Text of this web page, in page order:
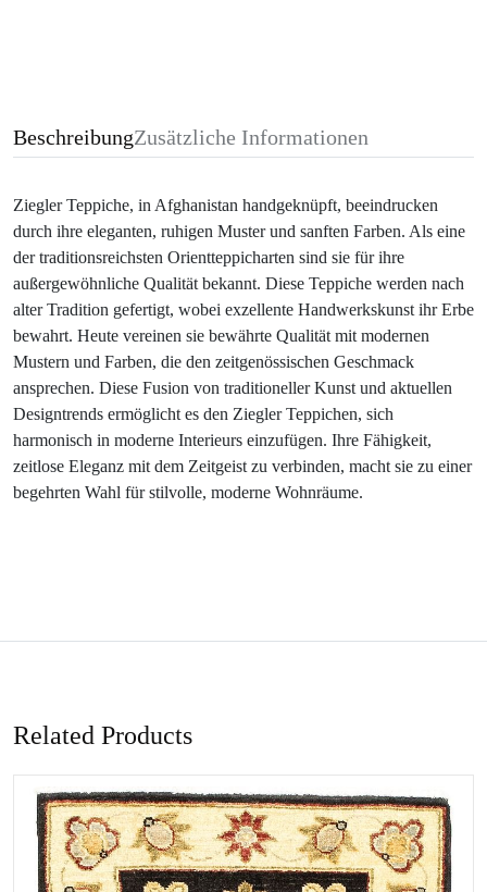
BeschreibungZusätzliche Informationen
Ziegler Teppiche, in Afghanistan handgeknüpft, beeindrucken
durch ihre eleganten, ruhigen Muster und sanften Farben. Als eine
der traditionsreichsten Orientteppicharten sind sie für ihre
außergewöhnliche Qualität bekannt. Diese Teppiche werden nach
alter Tradition gefertigt, wobei exzellente Handwerkskunst ihr Erbe
bewahrt. Heute vereinen sie bewährte Qualität mit modernen
Mustern und Farben, die den zeitgenössischen Geschmack
ansprechen. Diese Fusion von traditioneller Kunst und aktuellen
Designtrends ermöglicht es den Ziegler Teppichen, sich
harmonisch in moderne Interieurs einzufügen. Ihre Fähigkeit,
zeitlose Eleganz mit dem Zeitgeist zu verbinden, macht sie zu einer
begehrten Wahl für stilvolle, moderne Wohnräume.
Related Products